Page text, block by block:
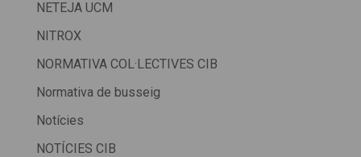
NETEJA UCM
NITROX
NORMATIVA COL·LECTIVES CIB
Normativa de busseig
Notícies
NOTÍCIES CIB